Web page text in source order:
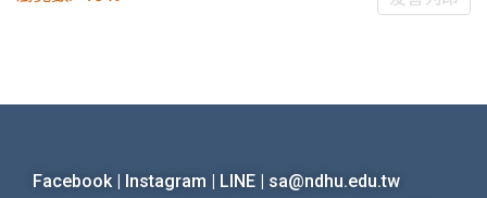
Facebook| Instagram LINE sa@ndhu.edu.tw